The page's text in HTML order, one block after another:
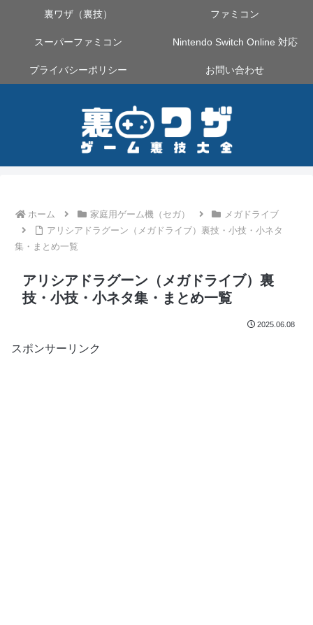
裏ワザ（裏技） ファミコン
スーパーファミコン Nintendo Switch Online 対応
プライバシーポリシー お問い合わせ
ホーム 家庭用ゲーム機（セガ）
メガドライブ
アリシアドラグーン（メガドライブ）裏技・小技・小ネタ
集・まとめ一覧
アリシアドラグーン（メガドライブ）裏
技・小技・小ネタ集・まとめ一覧
2025.06.08
スポンサーリンク